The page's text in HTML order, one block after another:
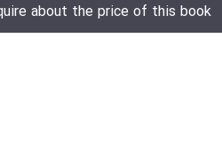
about the price of this book